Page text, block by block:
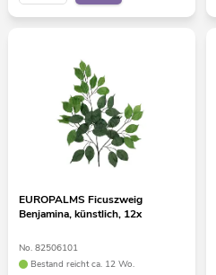
EUROPALMS Ficuszweig
Benjamina, künstlich, 12x
No. 82506101
Bestand reicht ca. 12 Wo.